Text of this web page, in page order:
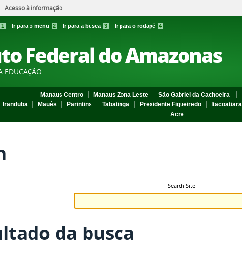
Acesso à informação
1 Ir para o menu 2 Ir para a busca 3 Ir para o rodapé 4
Federal do Amazonas
EDUCAÇÃO
Manaus Centro Manaus Zona Leste São Gabriel da Cachoeira
Iranduba Maués Parintins Tabatinga Presidente Figueiredo Itacoatiara
Acre
Search Site
da busca